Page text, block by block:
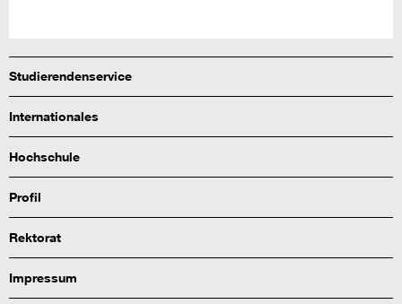
Studierendenservice
Internationales
Hochschule
Profil
Rektorat
Impressum